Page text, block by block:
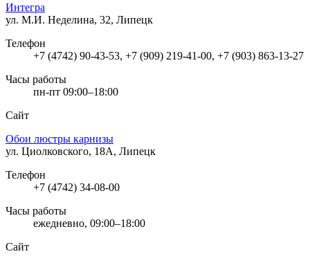
Интегра
ул. М.И. Неделина, 32, Липецк
Телефон
+7 (4742) 90-43-53, +7 (909) 219-41-00, +7 (903) 863-13-27
Часы работы
пн-пт 09:00–18:00
Сайт
Обои люстры карнизы
ул. Циолковского, 18А, Липецк
Телефон
+7 (4742) 34-08-00
Часы работы
ежедневно, 09:00–18:00
Сайт